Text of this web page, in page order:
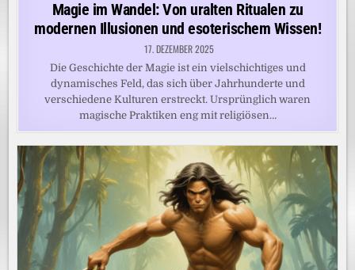
Magie im Wandel: Von uralten Ritualen zu
modernen Illusionen und esoterischem Wissen!
17. DEZEMBER 2025
Die Geschichte der Magie ist ein vielschichtiges und
dynamisches Feld, das sich über Jahrhunderte und
verschiedene Kulturen erstreckt. Ursprünglich waren
magische Praktiken eng mit religiösen…